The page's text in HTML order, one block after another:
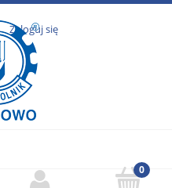
Zaloguj się